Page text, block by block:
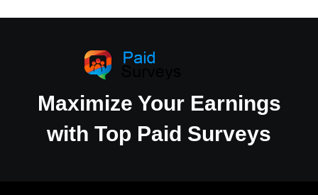
Maximize Your Earnings
with Top Paid Surveys